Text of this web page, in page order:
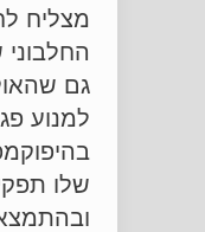
מצליח
גם
למנוע
שלו